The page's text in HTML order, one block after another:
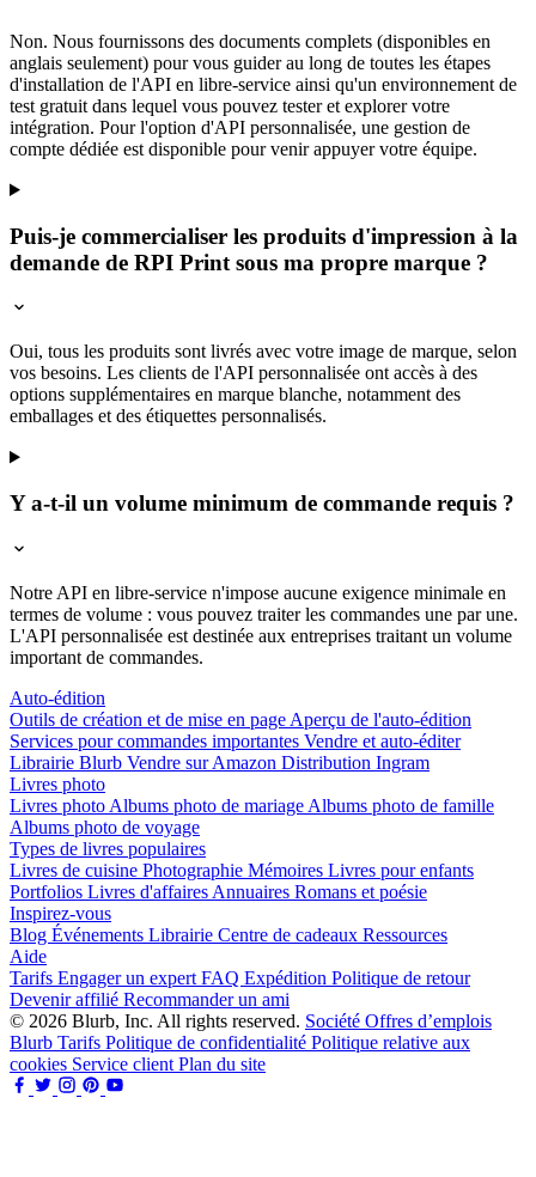
Non. Nous fournissons des documents complets (disponibles en
anglais seulement) pour vous guider au long de toutes les étapes
d'installation de l'API en libre-service ainsi qu'un environnement de
test gratuit dans lequel vous pouvez tester et explorer votre
intégration. Pour l'option d'API personnalisée, une gestion de
compte dédiée est disponible pour venir appuyer votre équipe.
Puis-je commercialiser les produits d'impression à la
demande de RPI Print sous ma propre marque ?
Oui, tous les produits sont livrés avec votre image de marque, selon
vos besoins. Les clients de l'API personnalisée ont accès à des
options supplémentaires en marque blanche, notamment des
emballages et des étiquettes personnalisés.
Y a-t-il un volume minimum de commande requis ?
Notre API en libre-service n'impose aucune exigence minimale en
termes de volume : vous pouvez traiter les commandes une par une.
L'API personnalisée est destinée aux entreprises traitant un volume
important de commandes.
Auto-édition
Outils de création et de mise en page Aperçu de l'auto-édition
Services pour commandes importantes Vendre et auto-éditer
Librairie Blurb Vendre sur Amazon Distribution Ingram
Livres photo
Livres photo Albums photo de mariage Albums photo de famille
Albums photo de voyage
Types de livres populaires
Livres de cuisine Photographie Mémoires Livres pour enfants
Portfolios Livres d'affaires Annuaires Romans et poésie
Inspirez-vous
Blog Événements Librairie Centre de cadeaux Ressources
Aide
Tarifs Engager un expert FAQ Expédition Politique de retour
Devenir affilié Recommander un ami
© 2026 Blurb, Inc. All rights reserved. Société Offres d’emplois
Blurb Tarifs Politique de confidentialité Politique relative aux
cookies Service client Plan du site